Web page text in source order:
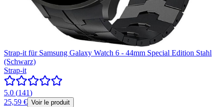
Strap-it für Samsung Galaxy Watch 6 - 44mm Special Edition Stahl
(Schwarz)
Strap-it
5.0 (141)
25,59 € Voir le produit